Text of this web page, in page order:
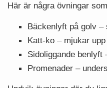
Här är några övningar
Bäckenlyft på golv
Katt-ko – mjukar
Sidoliggande
Promenader –